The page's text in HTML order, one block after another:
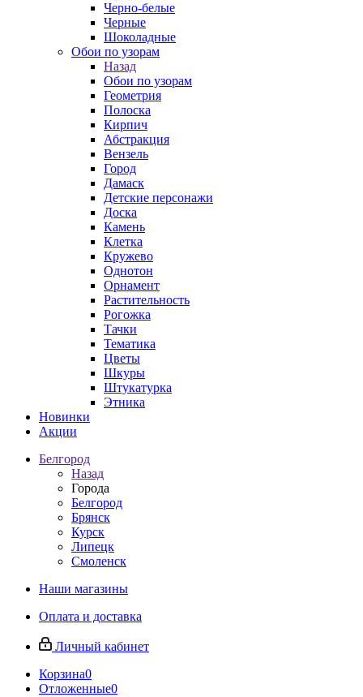
Черно-белые
Черные
Шоколадные
Обои по узорам
Назад
Обои по узорам
Геометрия
Полоска
Кирпич
Абстракция
Вензель
Город
Дамаск
Детские персонажи
Доска
Камень
Клетка
Кружево
Однотон
Орнамент
Растительность
Рогожка
Тачки
Тематика
Цветы
Шкуры
Штукатурка
Этника
Новинки
Акции
Белгород
Назад
Города
Белгород
Брянск
Курск
Липецк
Смоленск
Наши магазины
Оплата и доставка
Личный кабинет
Корзина0
Отложенные0